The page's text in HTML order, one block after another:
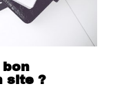
site ?